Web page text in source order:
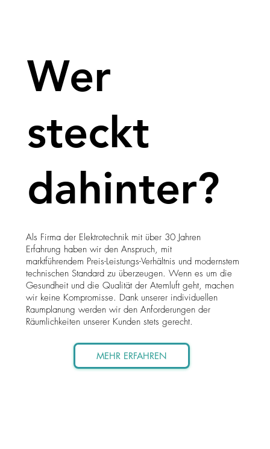
Wer
steckt
dahinter?
Als Firma der Elektrotechnik mit über 30 Jahren
Erfahrung haben wir den Anspruch, mit
marktführendem Preis-Leistungs-Verhältnis und modernstem
technischen Standard zu überzeugen. Wenn es um die
Gesundheit und die Qualität der Atemluft geht, machen
wir keine Kompromisse. Dank unserer individuellen
Raumplanung werden wir den Anforderungen der
Räumlichkeiten unserer Kunden stets gerecht.
MEHR ERFAHREN